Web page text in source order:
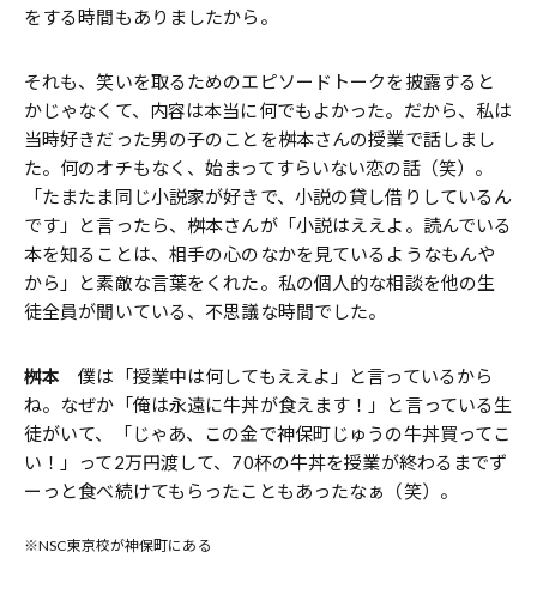
をする時間もありましたから。
それも、笑いを取るためのエピソードトークを披露すると
かじゃなくて、内容は本当に何でもよかった。だから、私は
当時好きだった男の子のことを桝本さんの授業で話しまし
た。何のオチもなく、始まってすらいない恋の話（笑）。
「たまたま同じ小説家が好きで、小説の貸し借りしているん
です」と言ったら、桝本さんが「小説はええよ。読んでいる
本を知ることは、相手の心のなかを見ているようなもんや
から」と素敵な言葉をくれた。私の個人的な相談を他の生
徒全員が聞いている、不思議な時間でした。
桝本 僕は「授業中は何してもええよ」と言っているから
ね。なぜか「俺は永遠に牛丼が食えます！」と言っている生
徒がいて、「じゃあ、この金で神保町じゅうの牛丼買ってこ
い！」って2万円渡して、70杯の牛丼を授業が終わるまでず
ーっと食べ続けてもらったこともあったなぁ（笑）。
※NSC東京校が神保町にある